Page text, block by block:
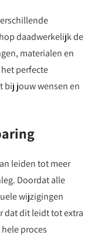
daadwerkelijk de
materialen en
perfecte
jouw wensen en
leiden tot meer
Doordat alle
wijzigingen
dat dit leidt tot extra
proces